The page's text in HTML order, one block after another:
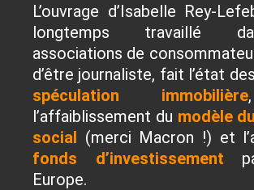
L’ouvrage d’Isabelle Rey-
longtemps travaillé
associations de
d’être journaliste, fait l’état
spéculation immobilière
l’affaiblissement du modèle
social (merci Macron !) et
fonds d’investissement
Europe.